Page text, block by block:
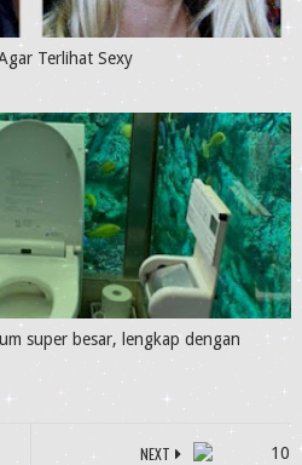
Terlihat Sexy
super besar, lengkap dengan
NEXT